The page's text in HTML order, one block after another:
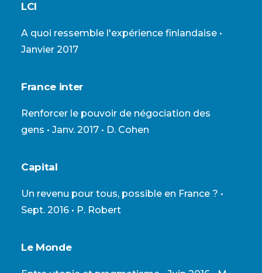
LCI
A quoi ressemble l'expérience finlandaise •
Janvier 2017
France inter
Renforcer le pouvoir de négociation des
gens • Janv. 2017 • D. Cohen
Capital
Un revenu pour tous, possible en France ? •
Sept. 2016 • P. Robert
Le Monde